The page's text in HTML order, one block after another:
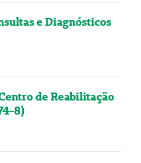
e Diagnósticos
de Reabilitação
8)